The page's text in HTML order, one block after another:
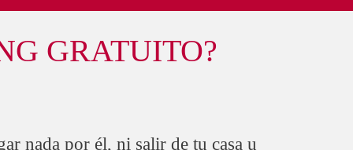
GRATUITO?
nada por él, ni salir de tu casa u